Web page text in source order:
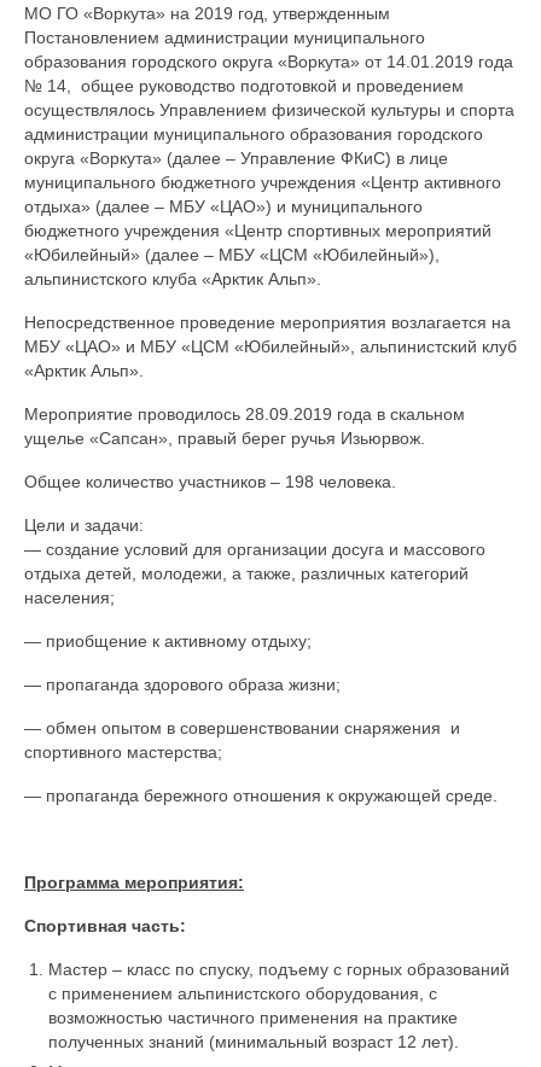
МО ГО «Воркута» на 2019 год, утвержденным
Постановлением администрации муниципального
образования городского округа «Воркута» от 14.01.2019 года
№ 14, общее руководство подготовкой и проведением
осуществлялось Управлением физической культуры и спорта
администрации муниципального образования городского
округа «Воркута» (далее – Управление ФКиС) в лице
муниципального бюджетного учреждения «Центр активного
отдыха» (далее – МБУ «ЦАО») и муниципального
бюджетного учреждения «Центр спортивных мероприятий
«Юбилейный» (далее – МБУ «ЦСМ «Юбилейный»),
альпинистского клуба «Арктик Альп».
Непосредственное проведение мероприятия возлагается на
МБУ «ЦАО» и МБУ «ЦСМ «Юбилейный», альпинистский клуб
«Арктик Альп».
Мероприятие проводилось 28.09.2019 года в скальном
ущелье «Сапсан», правый берег ручья Изьюрвож.
Общее количество участников – 198 человека.
Цели и задачи:
— создание условий для организации досуга и массового
отдыха детей, молодежи, а также, различных категорий
населения;
— приобщение к активному отдыху;
— пропаганда здорового образа жизни;
— обмен опытом в совершенствовании снаряжения и
спортивного мастерства;
— пропаганда бережного отношения к окружающей среде.
Программа мероприятия:
Спортивная часть:
Мастер – класс по спуску, подъему с горных образований
с применением альпинистского оборудования, с
возможностью частичного применения на практике
полученных знаний (минимальный возраст 12 лет).